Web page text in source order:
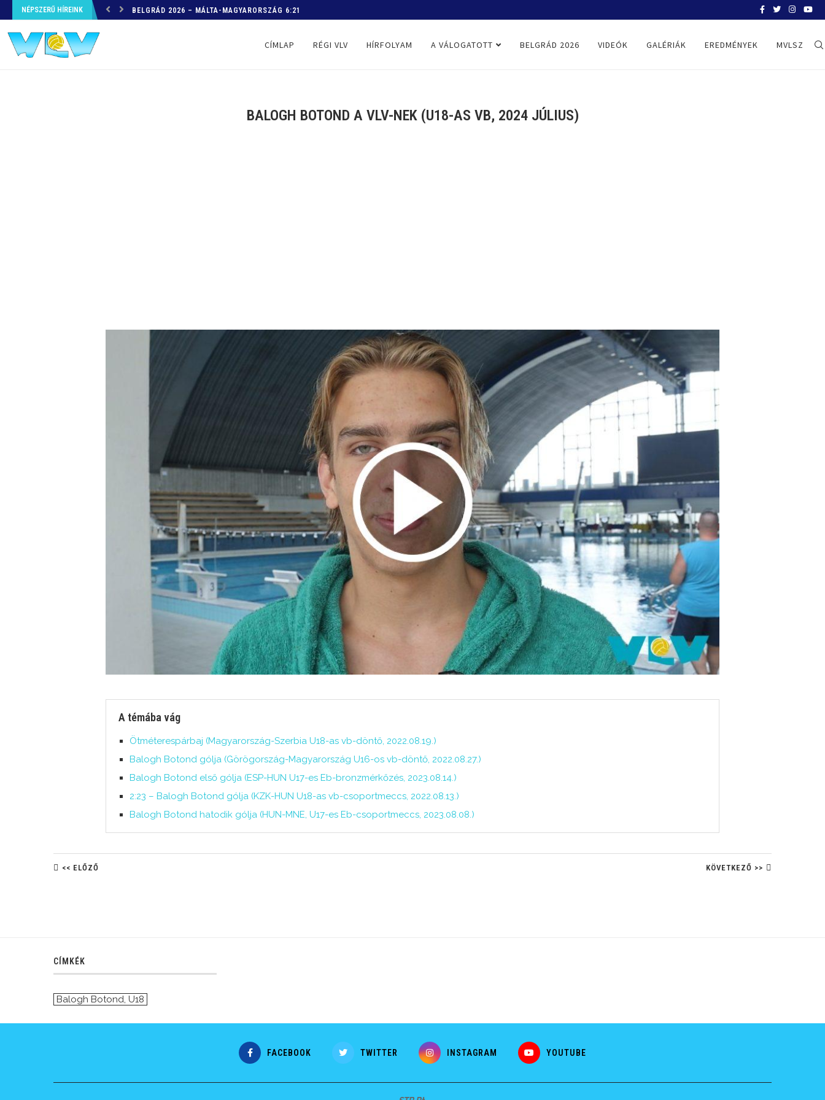
NÉPSZERŰ HÍREINK
HELYZETKÉP AZ EB-RŐL – A TOVÁBBI PROGRAM
CÍMLAP RÉGI VLV HÍRFOLYAM A VÁLOGATOTT BELGRÁD 2026 VIDEÓK GALÉRIÁK EREDMÉNYEK MVLSZ
BALOGH BOTOND A VLV-NEK (U18-AS VB, 2024 JÚLIUS)
A témába vág
Ötméterespárbaj (Magyarország-Szerbia U18-as vb-döntő, 2022.08.19.)
Balogh Botond gólja (Görögország-Magyarország U16-os vb-döntő, 2022.08.27.)
Balogh Botond első gólja (ESP-HUN U17-es Eb-bronzmérkőzés, 2023.08.14.)
2:23 – Balogh Botond gólja (KZK-HUN U18-as vb-csoportmeccs, 2022.08.13.)
Balogh Botond hatodik gólja (HUN-MNE, U17-es Eb-csoportmeccs, 2023.08.08.)
<< ELŐZŐ KÖVETKEZŐ >>
CÍMKÉK
Balogh Botond, U18
FACEBOOK TWITTER INSTAGRAM YOUTUBE